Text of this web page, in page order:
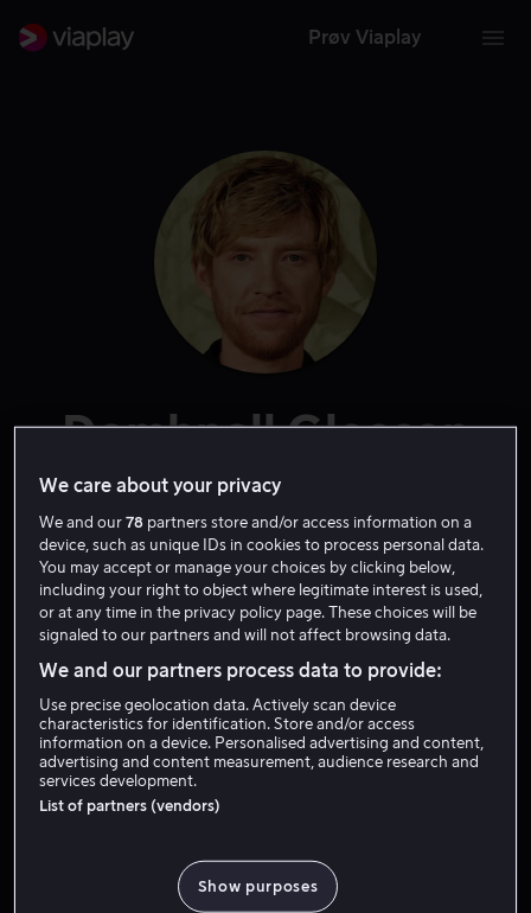
Prøv Viaplay
Domhnall Gleeson
Skuespiller
We care about your privacy
We and our78 partners store and/or access information on a
device, such as unique IDs in cookies to process personal data.
You may accept or manage your choices by clicking below,
including your right to object where legitimate interest is used,
or at any time in the privacy policy page. These choices will be
signaled to our partners and will not affect browsing data.
We and our partners process data to provide:
Use precise geolocation data. Actively scan device
characteristics for identification. Store and/or access
information on a device. Personalised advertising and content,
advertising and content measurement, audience research and
services development.
List of partners (vendors)
Show purposes